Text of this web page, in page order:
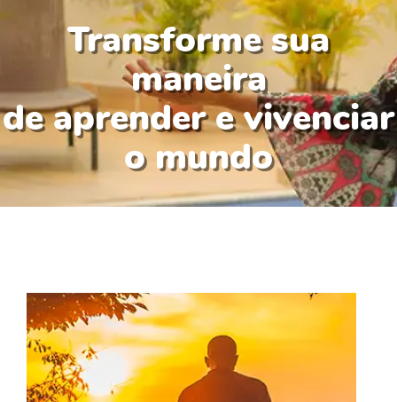
Transforme sua
maneira
de aprender e vivenciar
o mundo